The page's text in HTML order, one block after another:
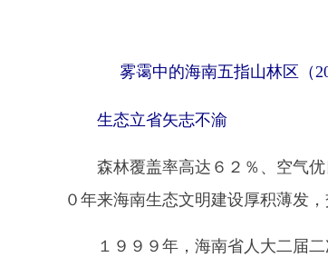
雾霭中的海南五指山林区（
生态立省矢志不渝
森林覆盖率高达６２％、空气优
０年来海南生态文明建设厚积薄发
１９９９年，海南省人大二届二